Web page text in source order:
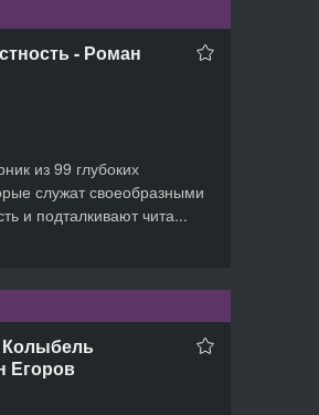
- Роман
из 99 глубоких
служат своеобразными
и подталкивают чита...
Колыбель
Егоров